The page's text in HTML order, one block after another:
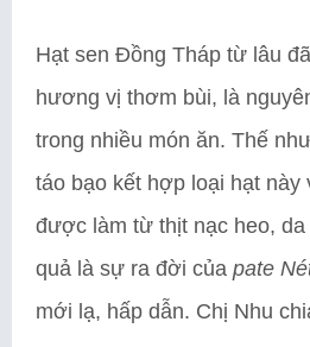
Hạt sen Đồng Tháp từ lâu
hương vị thơm bùi, là
trong nhiều món ăn. Thế
táo bạo kết hợp loại hạt này
được làm từ thịt nạc heo,
quả là sự ra đời của pate
mới lạ, hấp dẫn. Chị Nhu